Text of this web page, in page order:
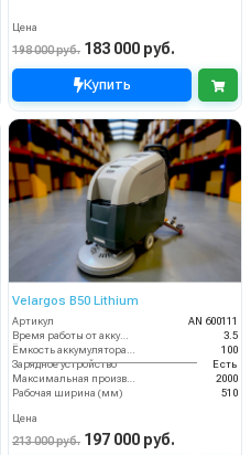
Цена
198 000 руб. 183 000 руб.
Купить
Velargos B50 Lithium
Артикул
AN 600111
Время работы от аккумуляторов (ч)
3.5
100
Зарядное устройство
Есть
2000
Рабочая ширина (мм)
510
Цена
213 000 руб. 197 000 руб.